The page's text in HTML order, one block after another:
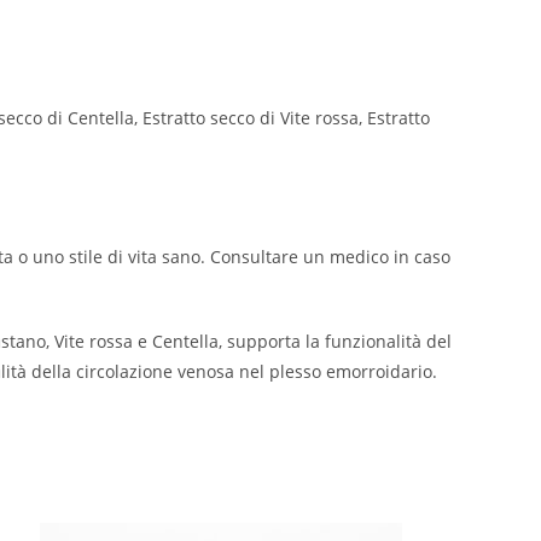
di Centella, Estratto secco di Vite rossa, Estratto
o uno stile di vita sano. Consultare un medico in caso
Vite rossa e Centella, supporta la funzionalità del
della circolazione venosa nel plesso emorroidario.